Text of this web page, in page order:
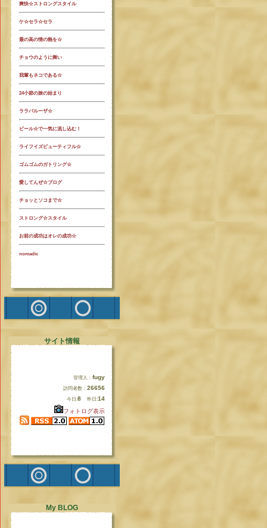
爽快☆ストロングスタイル
ケ☆セラ☆セラ
最の高の情の熱を☆
チョウのように舞い
我輩もネコである☆
24小節の旅の始まり
ララパルーザ☆
ビール☆で一気に流し込む！
ライフイズビューティフル☆
ゴムゴムのガトリング☆
愛してんぜ☆ブログ
チョッとソコまで☆
ストロング☆スタイル
お前の成功はオレの成功☆
nomadic
サイト情報
管理人： fugy
訪問者数： 26656
今日:8 昨日:14
フォトログ表示
My BLOG